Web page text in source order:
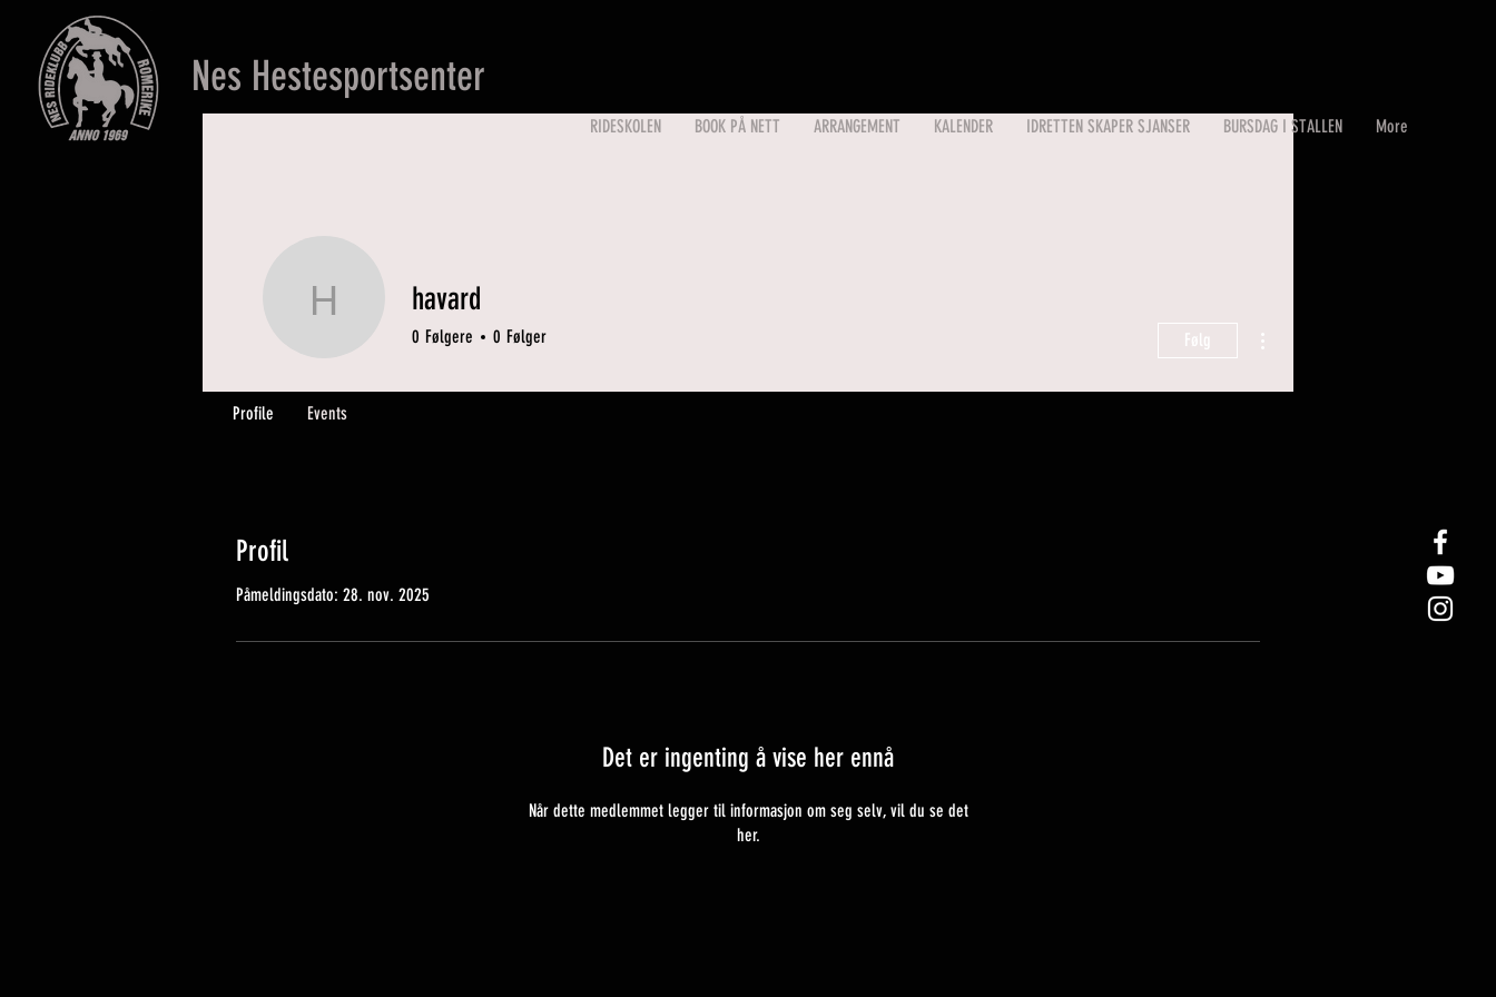
Nes Hestesportsenter
RIDESKOLEN BOOK PÅ NETT ARRANGEMENT KALENDER IDRETTEN SKAPER SJANSER BURSDAG I STALLEN More
Profil
Påmeldingsdato: 28. nov. 2025
Det er ingenting å vise her ennå
Når dette medlemmet legger til informasjon om seg selv, vil du se det
her.
havardhavard
0 Følgere 0 Følger Følg
Profile Events